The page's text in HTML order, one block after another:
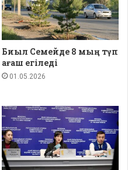
Биыл Семейде 8 мың түп
ағаш егіледі
01.05.2026